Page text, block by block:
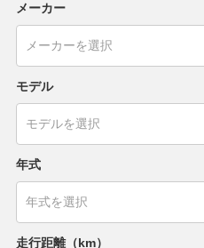
メーカー
モデル
年式
走行距離（km）